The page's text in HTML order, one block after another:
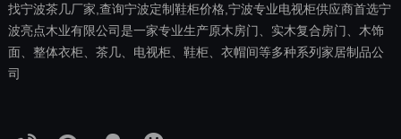
找宁波茶几厂家,查询宁波定制鞋柜价格,宁波专业电视柜供应商首选宁
波亮点木业有限公司是一家专业生产原木房门、实木复合房门、木饰
面、整体衣柜、茶几、电视柜、鞋柜、衣帽间等多种系列家居制品公
司